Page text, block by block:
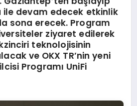
ile devam edecek etkinlik
sona erecek. Program
ziyaret edilerek
teknolojisinin
ve OKX TR’nin yeni
Programı UniFi